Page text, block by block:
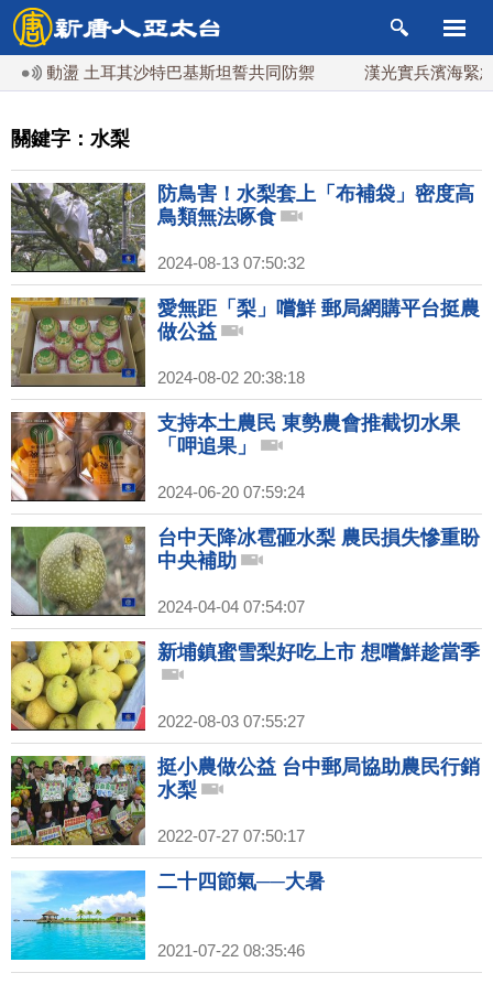
動盪 土耳其沙特巴基斯坦誓共同防禦 漢光實兵濱海緊急
關鍵字：水梨
防鳥害！水梨套上「布補袋」密度高
鳥類無法啄食
2024-08-13 07:50:32
愛無距「梨」嚐鮮 郵局網購平台挺農
做公益
2024-08-02 20:38:18
支持本土農民 東勢農會推截切水果
「呷追果」
2024-06-20 07:59:24
台中天降冰雹砸水梨 農民損失慘重盼
中央補助
2024-04-04 07:54:07
新埔鎮蜜雪梨好吃上市 想嚐鮮趁當季
2022-08-03 07:55:27
挺小農做公益 台中郵局協助農民行銷
水梨
2022-07-27 07:50:17
二十四節氣──大暑
2021-07-22 08:35:46